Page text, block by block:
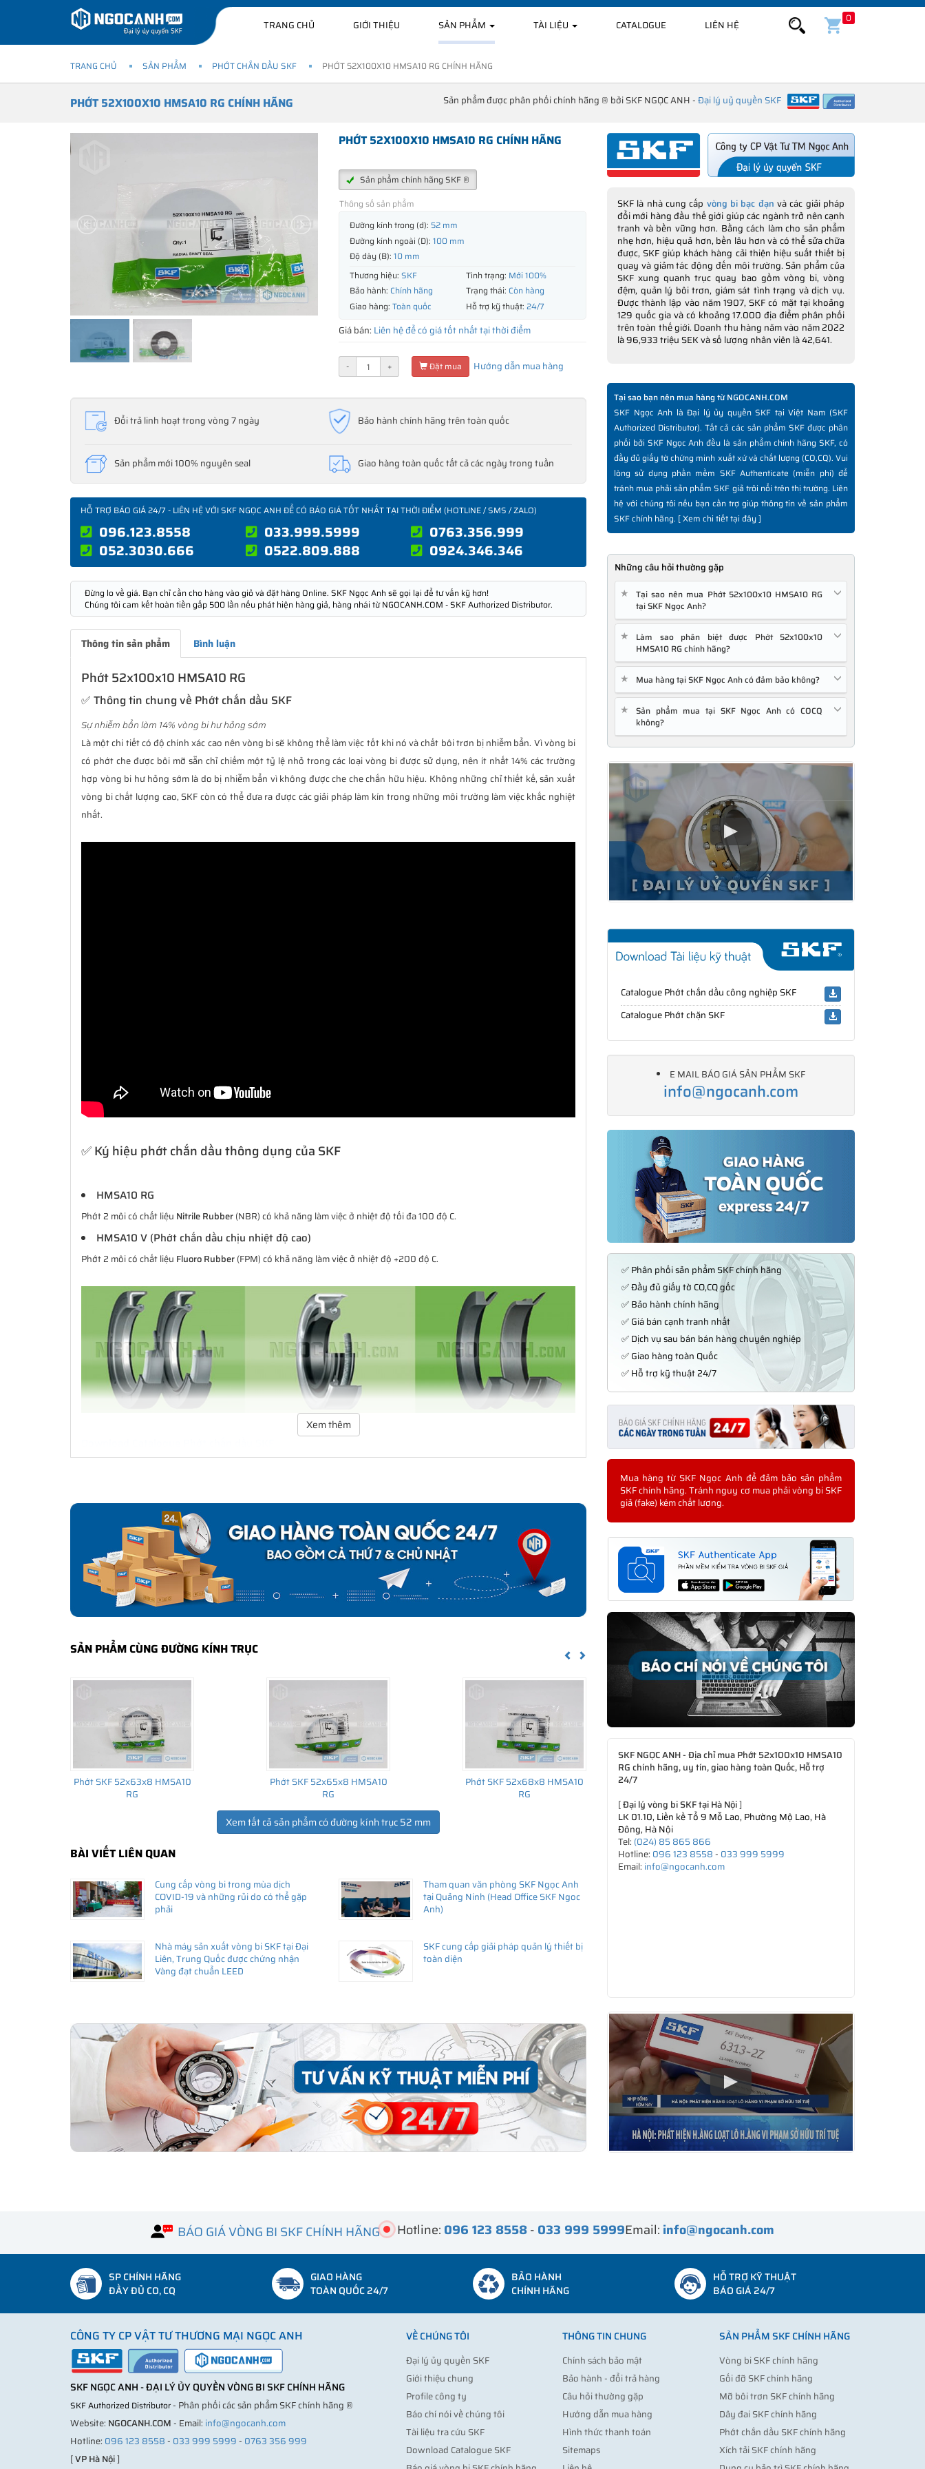
TRANG CHỦ GIỚI THIỆU SẢN PHẨM TÀI LIỆU CATALOGUE LIÊN HỆ
0
TRANG CHỦ SẢN PHẨM PHỚT CHẮN DẦU SKF PHỚT 52X100X10 HMSA10 RG CHÍNH HÃNG
PHỚT 52X100X10 HMSA10 RG CHÍNH HÃNG Sản phẩm được phân phối chính hãng ® bởi SKF NGỌC ANH -Đại lý uỷ quyền SKF
PHỚT 52X100X10 HMSA10 RG CHÍNH HÃNG
Sản phẩm chính hãng SKF ®
Thông số sản phẩm
Đường kính trong (d): 52 mm
Đường kính ngoài (D): 100 mm
Độ dày (B): 10 mm
Thương hiệu: SKF Tình trạng: Mới 100%
Bảo hành: Chính hãng Trạng thái: Còn hàng
Giao hàng: Toàn quốc Hỗ trợ kỹ thuật: 24/7
Giá bán: Liên hệ để có giá tốt nhất tại thời điểm
- + Đặt mua Hướng dẫn mua hàng
Đổi trả linh hoạt trong vòng 7 ngày Bảo hành chính hãng trên toàn quốc
Sản phẩm mới 100% nguyên seal Giao hàng toàn quốc tất cả các ngày trong tuần
HỖ TRỢ BÁO GIÁ 24/7 - LIÊN HỆ VỚI SKF NGỌC ANH ĐỂ CÓ BÁO GIÁ TỐT NHẤT TẠI THỜI ĐIỂM (HOTLINE / SMS / ZALO)
096.123.8558 033.999.5999
0763.356.999
052.3030.666
0522.809.888 0924.346.346
Đừng lo về giá. Bạn chỉ cần cho hàng vào giỏ và đặt hàng Online. SKF Ngọc Anh sẽ gọi lại để tư vấn kỹ hơn!
Chúng tôi cam kết hoàn tiền gấp 500 lần nếu phát hiện hàng giả, hàng nhái từ NGOCANH.COM - SKF Authorized Distributor.
Thông tin sản phẩm Bình luận
Phớt 52x100x10 HMSA10 RG
✅ Thông tin chung về Phớt chắn dầu SKF
Sự nhiễm bẩn làm 14% vòng bi hư hỏng sớm
Là một chi tiết có độ chính xác cao nên vòng bi sẽ không thể làm việc tốt khi nó và chất bôi trơn bị nhiễm bẩn. Vì vòng bi
có phớt che được bôi mỡ sẵn chỉ chiếm một tỷ lệ nhỏ trong các loại vòng bi được sử dụng, nên ít nhất 14% các trường
hợp vòng bi hư hỏng sớm là do bị nhiễm bẩn vì không được che che chắn hữu hiệu. Không những chỉ thiết kế, sản xuất
vòng bi chất lượng cao, SKF còn có thể đưa ra được các giải pháp làm kín trong những môi trường làm việc khắc nghiệt
nhất.
✅ Ký hiệu phớt chắn dầu thông dụng của SKF
HMSA10 RG
Phớt 2 môi có chất liệu Nitrile Rubber(NBR) có khả năng làm việc ở nhiệt độ tối đa 100 độ C.
HMSA10 V (Phớt chắn dầu chịu nhiệt độ cao)
Phớt 2 môi có chất liệu Fluoro Rubber(FPM) có khả năng làm việc ở nhiệt độ +200 độ C.
xúc với bề mặt cố định hay bề mặt trượt và xoay. Đa dạng thiết kế có khả năng đáp ứng hầu như toàn bộ tất cả các yêu
cầu ứng dụng. Không chỉ là các ứng dụng làm kín đơn giản mà còn có một dãy sản phẩm đa dạng cho các yêu cầu ứng
dụng công nghiệp. SKF có thể cung cấp các giải pháp làm kín cho khách hàng từ thiết kế đến sản xuất số lượng lớn, từ
lắp cho thiết bị ban đầu đến thị trường thay thế sau đó.
Giá bán và nơi bán Phớt chắn dầu SKF chính hãng uy tín
Để có báo giá Phớt 52x100x10 HMSA10 RG tốt nhất, hãy liên hệ với
Sản phẩm chính hãng, giao hàng toàn quốc
Xem thêm
SẢN PHẨM CÙNG ĐƯỜNG KÍNH TRỤC Previous
Phớt SKF 52x63x8 HMSA10
RG
Phớt SKF 52x65x8 HMSA10
RG
Phớt SKF 52x68x8 HMSA10
RG
Xem tất cả sản phẩm có đường kính trục 52 mm
BÀI VIẾT LIÊN QUAN
Cung cấp vòng bi trong mùa dịch
COVID-19 và những rủi do có thể gặp
phải
Tham quan văn phòng SKF Ngọc Anh
tại Quảng Ninh (Head Office SKF Ngoc
Anh)
Nhà máy sản xuất vòng bi SKF tại Đại
Liên, Trung Quốc được chứng nhận
Vàng đạt chuẩn LEED
SKF cung cấp giải pháp quản lý thiết bị
toàn diện
SKF là nhà cung cấp vòng bi bạc đạn và các giải pháp
đổi mới hàng đầu thế giới giúp các ngành trở nên cạnh
tranh và bền vững hơn. Bằng cách làm cho sản phẩm
nhẹ hơn, hiệu quả hơn, bền lâu hơn và có thể sửa chữa
được, SKF giúp khách hàng cải thiện hiệu suất thiết bị
quay và giảm tác động đến môi trường. Sản phẩm của
SKF xung quanh trục quay bao gồm vòng bi, vòng
đệm, quản lý bôi trơn, giám sát tình trạng và dịch vụ.
Được thành lập vào năm 1907, SKF có mặt tại khoảng
129 quốc gia và có khoảng 17.000 địa điểm phân phối
trên toàn thế giới. Doanh thu hàng năm vào năm 2022
là 96,933 triệu SEK và số lượng nhân viên là 42,641.
Tại sao bạn nên mua hàng từ NGOCANH.COM
SKF Ngọc Anh là Đại lý ủy quyền SKF tại Việt Nam (SKF
Authorized Distributor). Tất cả các sản phẩm SKF được phân
phối bởi SKF Ngọc Anh đều là sản phẩm chính hãng SKF, có
đầy đủ giấy tờ chứng minh xuất xứ và chất lượng (CO,CQ). Vui
lòng sử dụng phần mềm SKF Authenticate (miễn phí) để
tránh mua phải sản phẩm SKF giả trôi nổi trên thị trường. Liên
hệ với chúng tôi nếu bạn cần trợ giúp thông tin về sản phẩm
SKF chính hãng. [Xem chi tiết tại đây]
Những câu hỏi thường gặp
★
Tại sao nên mua Phớt 52x100x10 HMSA10 RG
tại SKF Ngọc Anh?
★
Làm sao phân biệt được Phớt 52x100x10
HMSA10 RG chính hãng?
★ Mua hàng tại SKF Ngọc Anh có đảm bảo không?
★
Sản phẩm mua tại SKF Ngọc Anh có COCQ
không?
Catalogue Phớt chắn dầu công nghiệp SKF
Catalogue Phớt chặn SKF
E MAIL BÁO GIÁ SẢN PHẨM SKF
info@ngocanh.com
✅ Phân phối sản phẩm SKF chính hãng
✅ Đầy đủ giấy tờ CO,CQ gốc
✅ Bảo hành chính hãng
✅ Giá bán cạnh tranh nhất
✅ Dịch vụ sau bán bán hàng chuyên nghiệp
✅ Giao hàng toàn Quốc
✅ Hỗ trợ kỹ thuật 24/7
Mua hàng từ SKF Ngọc Anh để đảm bảo sản phẩm
SKF chính hãng. Tránh nguy cơ mua phải vòng bi SKF
giả (fake) kém chất lượng.
SKF NGỌC ANH - Địa chỉ mua Phớt 52x100x10 HMSA10
RG chính hãng, uy tín, giao hàng toàn Quốc, Hỗ trợ
24/7
[Đại lý vòng bi SKF tại Hà Nội]
LK 01.10, Liền kề Tổ 9 Mỗ Lao, Phường Mộ Lao, Hà
Đông, Hà Nội
Tel: (024) 85 865 866
Hotline: 096 123 8558- 033 999 5999
Email: info@ngocanh.com
BÁO GIÁ VÒNG BI SKF CHÍNH HÃNG Hotline: 096 123 8558- 033 999 5999Email: info@ngocanh.com
SP CHÍNH HÃNG
ĐẦY ĐỦ CO, CQ
GIAO HÀNG
TOÀN QUỐC 24/7
BẢO HÀNH
CHÍNH HÃNG
HỖ TRỢ KỸ THUẬT
BÁO GIÁ 24/7
CÔNG TY CP VẬT TƯ THƯƠNG MẠI NGỌC ANH
SKF NGỌC ANH - ĐẠI LÝ ỦY QUYỀN VÒNG BI SKF CHÍNH HÃNG
SKF Authorized Distributor- Phân phối các sản phẩm SKF chính hãng ®
Website: NGOCANH.COM- Email: info@ngocanh.com
Hotline: 096 123 8558- 033 999 5999- 0763 356 999
[VP Hà Nội]
VỀ CHÚNG TÔI
Đại lý ủy quyền SKF
Giới thiệu chung
Profile công ty
Báo chí nói về chúng tôi
Tài liệu tra cứu SKF
Download Catalogue SKF
THÔNG TIN CHUNG
Chính sách bảo mật
Bảo hành - đổi trả hàng
Câu hỏi thường gặp
Hướng dẫn mua hàng
Hình thức thanh toán
Sitemaps
SẢN PHẨM SKF CHÍNH HÃNG
Vòng bi SKF chính hãng
Gối đỡ SKF chính hãng
Mỡ bôi trơn SKF chính hãng
Dây đai SKF chính hãng
Phớt chắn dầu SKF chính hãng
Xích tải SKF chính hãng